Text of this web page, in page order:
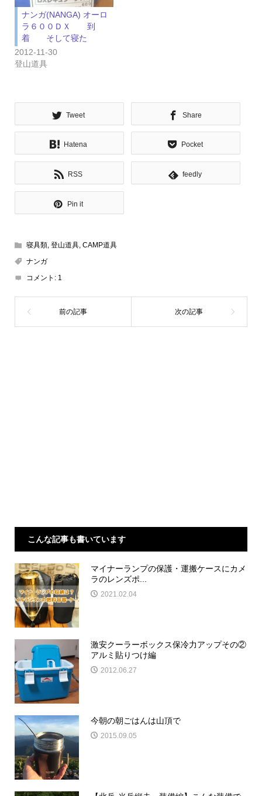
ナンガ(NANGA) オーロ
ラ６００ＤＸ 到
着 そして寝た
2012-11-30
登山道具
Tweet Share
Hatena Pocket
RSS feedly
Pin it
寝具類, 登山道具, CAMP道具
ナンガ
コメント: 1
こんな記事も書いています
マイナーランプの保護・運搬ケースにカメ
ラのレンズポ...
2021.02.04
激安クーラーボックス保冷力アップその②
アルミ貼りつけ編
2012.06.27
今朝の朝ごはんは山頂で
2015.09.05